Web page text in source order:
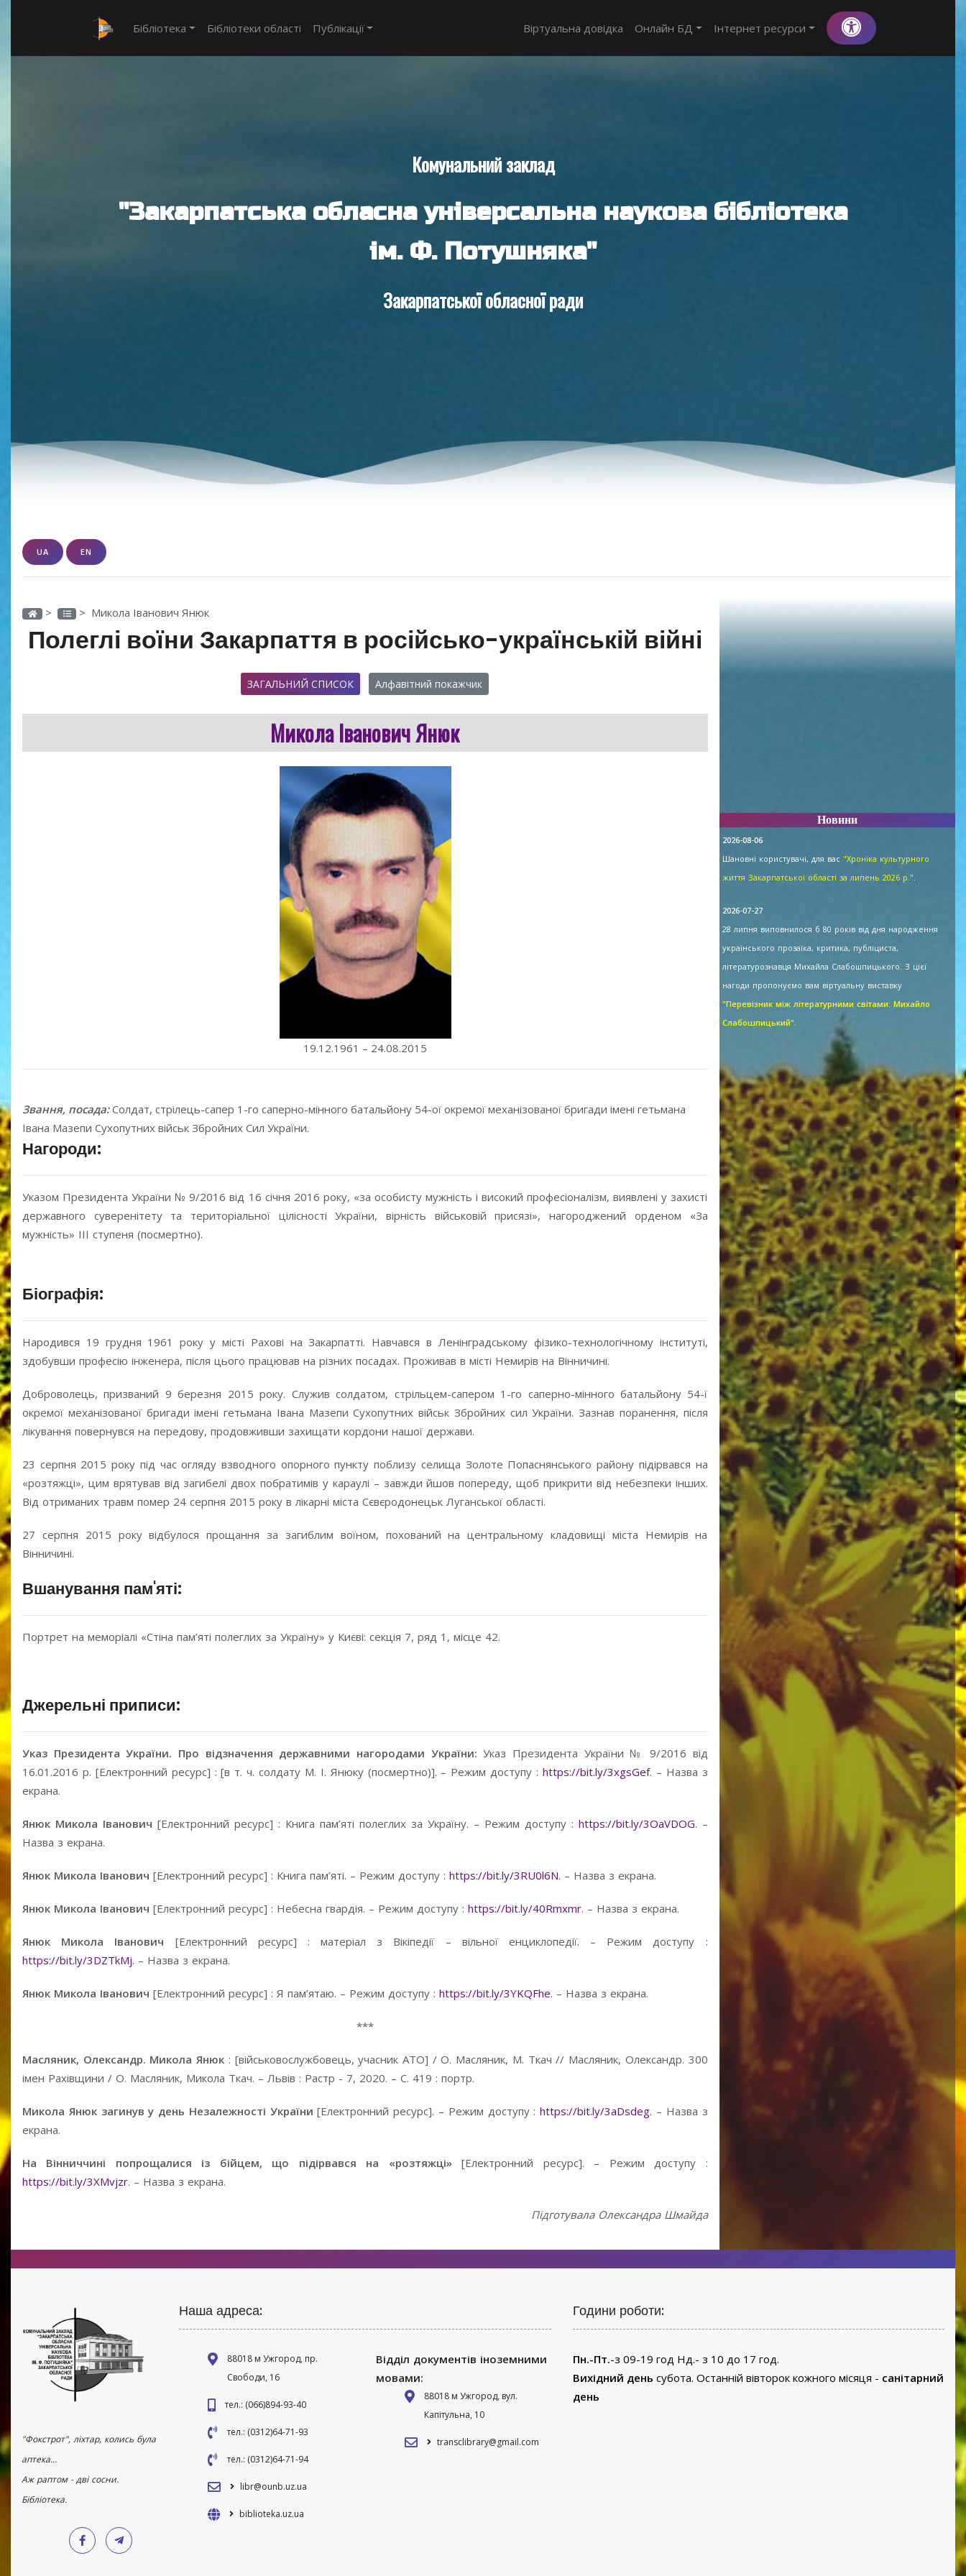
Бібліотека Бібліотеки області Публікації Віртуальна довідка Онлайн БД Інтернет ресурси
Комунальний заклад
"Закарпатська обласна універсальна наукова бібліотека
ім. Ф. Потушняка"
Закарпатської обласної ради
UA EN
> > Микола Іванович Янюк
Полеглі воїни Закарпаття в російсько-українській війні
ЗАГАЛЬНИЙ СПИСОК Алфавітний покажчик
Микола Іванович Янюк
19.12.1961 – 24.08.2015
Звання, посада:Солдат, стрілець-сапер 1-го саперно-мінного батальйону 54-ої окремої механізованої бригади імені гетьмана
Івана Мазепи Сухопутних військ Збройних Cил України.
Нагороди:
Указом Президента України № 9/2016 від 16 січня 2016 року, «за особисту мужність і високий професіоналізм, виявлені у захисті
державного суверенітету та територіальної цілісності України, вірність військовій присязі», нагороджений орденом «За
мужність» III ступеня (посмертно).
Біографія:
Народився 19 грудня 1961 року у місті Рахові на Закарпатті. Навчався в Ленінградському фізико-технологічному інституті,
здобувши професію інженера, після цього працював на різних посадах. Проживав в місті Немирів на Вінничині.
Доброволець, призваний 9 березня 2015 року. Служив солдатом, стрільцем-сапером 1-го саперно-мінного батальйону 54-ї
окремої механізованої бригади імені гетьмана Івана Мазепи Сухопутних військ Збройних сил України. Зазнав поранення, після
лікування повернувся на передову, продовживши захищати кордони нашої держави.
23 серпня 2015 року під час огляду взводного опорного пункту поблизу селища Золоте Попаснянського району підірвався на
«розтяжці», цим врятував від загибелі двох побратимів у караулі – завжди йшов попереду, щоб прикрити від небезпеки інших.
Від отриманих травм помер 24 серпня 2015 року в лікарні міста Сєвєродонецьк Луганської області.
27 серпня 2015 року відбулося прощання за загиблим воїном, похований на центральному кладовищі міста Немирів на
Вінничині.
Вшанування пам'яті:
Портрет на меморіалі «Стіна пам’яті полеглих за Україну» у Києві: секція 7, ряд 1, місце 42.
Джерельні приписи:
Указ Президента України. Про відзначення державними нагородами України:Указ Президента України № 9/2016 від
16.01.2016 р. [Електронний ресурс] : [в т. ч. солдату М. І. Янюку (посмертно)]. – Режим доступу : https://bit.ly/3xgsGef. – Назва з
екрана.
Янюк Микола Іванович [Електронний ресурс] : Книга пам’яті полеглих за Україну. – Режим доступу : https://bit.ly/3OaVDOG. –
Назва з екрана.
Янюк Микола Іванович [Електронний ресурс] : Книга пам’яті. – Режим доступу : https://bit.ly/3RU0l6N. – Назва з екрана.
Янюк Микола Іванович [Електронний ресурс] : Небесна гвардія. – Режим доступу : https://bit.ly/40Rmxmr. – Назва з екрана.
Янюк Микола Іванович [Електронний ресурс] : матеріал з Вікіпедії – вільної енциклопедії. – Режим доступу :
https://bit.ly/3DZTkMj. – Назва з екрана.
Янюк Микола Іванович [Електронний ресурс] : Я пам’ятаю. – Режим доступу : https://bit.ly/3YKQFhe. – Назва з екрана.
***
Масляник, Олександр. Микола Янюк : [військовослужбовець, учасник АТО] / О. Масляник, М. Ткач // Масляник, Олександр. 300
імен Рахівщини / О. Масляник, Микола Ткач. – Львів : Растр - 7, 2020. – С. 419 : портр.
Микола Янюк загинув у день Незалежності України[Електронний ресурс]. – Режим доступу :https://bit.ly/3aDsdeg. – Назва з
екрана.
На Вінниччині попрощалися із бійцем, що підірвався на «розтяжці»[Електронний ресурс]. – Режим доступу :
https://bit.ly/3XMvjzr. – Назва з екрана.
Підготувала Олександра Шмайда
Новини
2026-08-06
Шановні користувачі, для вас "Хроніка культурного
життя Закарпатської області за липень 2026 р.".
2026-07-27
28 липня виповнилося б 80 років від дня народження
українського прозаїка, критика, публіциста,
літературознавця Михайла Слабошпицького. З цієї
нагоди пропонуємо вам віртуальну виставку
"Перевізник між літературними світами: Михайло
Слабошпицький".
"Фокстрот", ліхтар, колись була
аптека...
Аж раптом - дві сосни.
Бібліотека.
Наша адреса:
88018 м Ужгород, пр.
Свободи, 16
тел.: (066)894-93-40
тел.: (0312)64-71-93
тел.: (0312)64-71-94
libr@ounb.uz.ua
biblioteka.uz.ua
Відділ документів іноземними
мовами:
88018 м Ужгород, вул.
Капітульна, 10
transclibrary@gmail.com
Години роботи:
Пн.-Пт.-з 09-19 год Нд.- з 10 до 17 год.
Вихідний день субота. Останній вівторок кожного місяця - санітарний
день